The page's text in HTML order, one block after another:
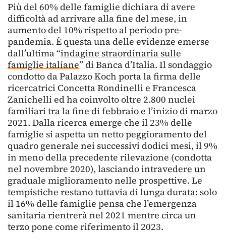
Più del 60% delle famiglie dichiara di avere
difficoltà ad arrivare alla fine del mese, in
aumento del 10% rispetto al periodo pre-
pandemia. È questa una delle evidenze emerse
dall’ultima “indagine straordinaria sulle
famiglie italiane” di Banca d’Italia. Il sondaggio
condotto da Palazzo Koch porta la firma delle
ricercatrici Concetta Rondinelli e Francesca
Zanichelli ed ha coinvolto oltre 2.800 nuclei
familiari tra la fine di febbraio e l’inizio di marzo
2021. Dalla ricerca emerge che il 23% delle
famiglie si aspetta un netto peggioramento del
quadro generale nei successivi dodici mesi, il 9%
in meno della precedente rilevazione (condotta
nel novembre 2020), lasciando intravedere un
graduale miglioramento nelle prospettive. Le
tempistiche restano tuttavia di lunga durata: solo
il 16% delle famiglie pensa che l’emergenza
sanitaria rientrerà nel 2021 mentre circa un
terzo pone come riferimento il 2023.